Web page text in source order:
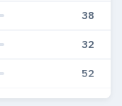
38
32
52
76